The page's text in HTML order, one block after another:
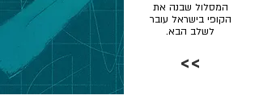
המסלול שבנה את
הקופי בישראל עובר
לשלב הבא.
>>